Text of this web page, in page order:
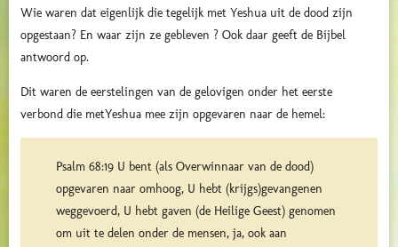
Wie waren dat eigenlijk die tegelijk met Yeshua uit de dood zijn
opgestaan? En waar zijn ze gebleven ? Ook daar geeft de Bijbel
antwoord op.
Dit waren de eerstelingen van de gelovigen onder het eerste
verbond die metYeshua mee zijn opgevaren naar de hemel:
Psalm 68:19 U bent (als Overwinnaar van de dood)
opgevaren naar omhoog, U hebt (krijgs)gevangenen
weggevoerd, U hebt gaven (de Heilige Geest) genomen
om uit te delen onder de mensen, ja, ook aan